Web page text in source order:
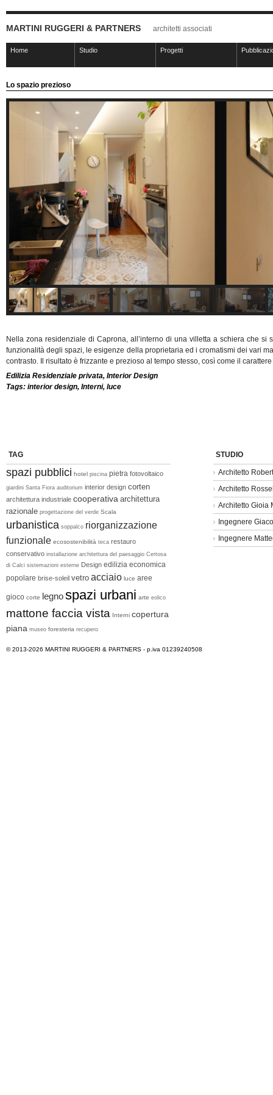
MARTINI RUGGERI & PARTNERS architetti associati
Home Studio Progetti
Lo spazio prezioso
Nella zona residenziale di Caprona, all’interno di una villetta a schiera che
funzionalità degli spazi, le esigenze della proprietaria ed i cromatismi dei vari
contrasto. Il risultato è frizzante e prezioso al tempo stesso, così come il
Edilizia Residenziale privata, Interior Design
Tags: interior design, Interni, luce
TAG
spazi pubblici hotel piscina pietra fotovoltaico
giardini Santa Fiora auditorium interior design corten
architettura industriale cooperativa architettura
razionale progettazione del verde Scala
urbanistica soppalco riorganizzazione
funzionale ecosostenibilità teca restauro
conservativo installazione architettura del paesaggio Certosa
di Calci sistemazioni esterne Design edilizia economica
popolare brise-soleil vetro acciaio luce aree
gioco corte legnospazi urbani arte eolico
mattone faccia vista Interni copertura
piana museo foresteria recupero
STUDIO
Architetto
Architetto
Architetto Gioia
Ingegnere
Ingegnere
© 2013-2026 MARTINI RUGGERI & PARTNERS - p.iva 01239240508